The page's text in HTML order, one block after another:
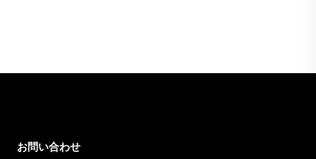
お問い合わせ